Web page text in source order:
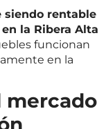
siendo rentable
la Ribera Alta
funcionan
en la
mercado